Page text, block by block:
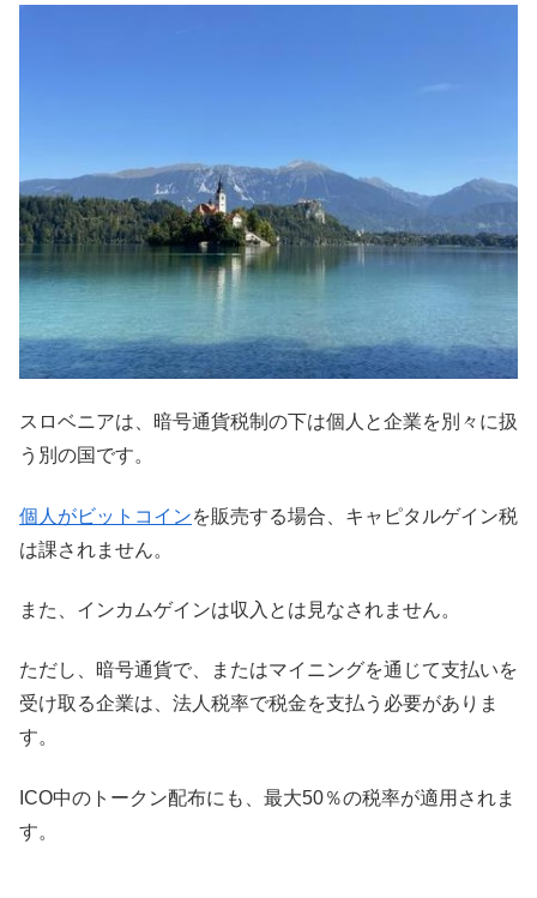
スロベニアは、暗号通貨税制の下は個人と企業を別々に扱
う別の国です。
個人がビットコインを販売する場合、キャピタルゲイン税
は課されません。
また、インカムゲインは収入とは見なされません。
ただし、暗号通貨で、またはマイニングを通じて支払いを
受け取る企業は、法人税率で税金を支払う必要がありま
す。
ICO中のトークン配布にも、最大50％の税率が適用されま
す。